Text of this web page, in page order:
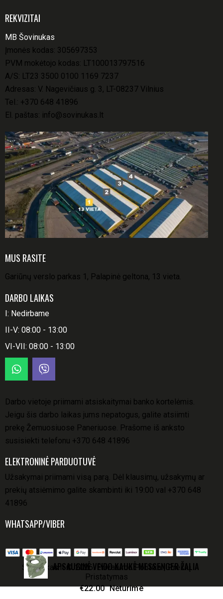
REKVIZITAI
MB Šovinukas
Įmonės kodas: 305697353
PVM mokėtojo kodas: LT100013797516
A/S: LT23 3500 0100 1169 7237
Adresas: V. Nagevičiaus g. 3, LT-08237 Vilnius
Tel.: +370 648 41896
El. paštas: info@sovinukas.lt
MUS RASITE
Gariūnų verslo parkas 1, Palapinė geltona, 13 vieta.
DARBO LAIKAS
I: Nedirbame
II-V: 08:00 - 13:00
VI-VII: 08:00 - 13:00
Darbo vietoje priimami atsiskaitymai banko kortelėmis.
Jeigu šis darbo laikas jums nepatogus, galite atsiimti
prekę Žemuosiuose Paneriuose. Prašome iš anksto
susisiekti telefonu +370 648 41896
ELEKTRONINĖ PARDUOTUVĖ
Užsakymai priimami visą parą. Dėl klausimų, užsakymų ar
prekių atsiėmimo galite skambinti iki 19:00 val +370 648
41896
WHATSAPP/VIBER
Šovinukas.lt© 2026. Privatumo Politika|Prekių
Pristatymas
APSAUGINĖ VEIDO KAUKĖ MESSENGER ŽALIA
€22.00 Neturime